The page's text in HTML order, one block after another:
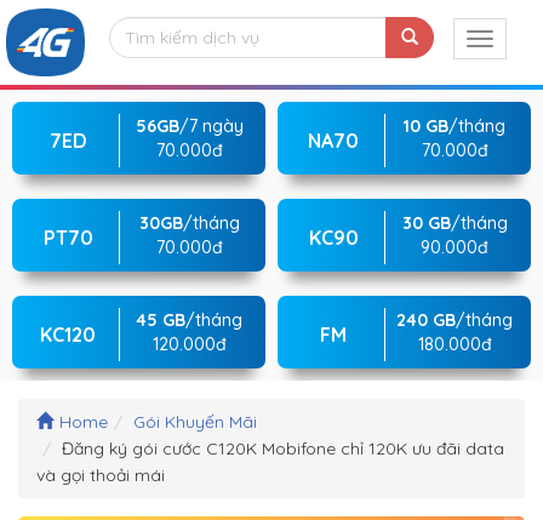
7ED
56GB/7 ngày
70.000đ
NA70
10 GB/tháng
70.000đ
PT70
30GB/tháng
70.000đ
KC90
30 GB/tháng
90.000đ
KC120
45 GB/tháng
120.000đ
FM
240 GB/tháng
180.000đ
Home
Gói Khuyến Mãi
Đăng ký gói cước C120K Mobifone chỉ 120K ưu đãi data
và gọi thoải mái